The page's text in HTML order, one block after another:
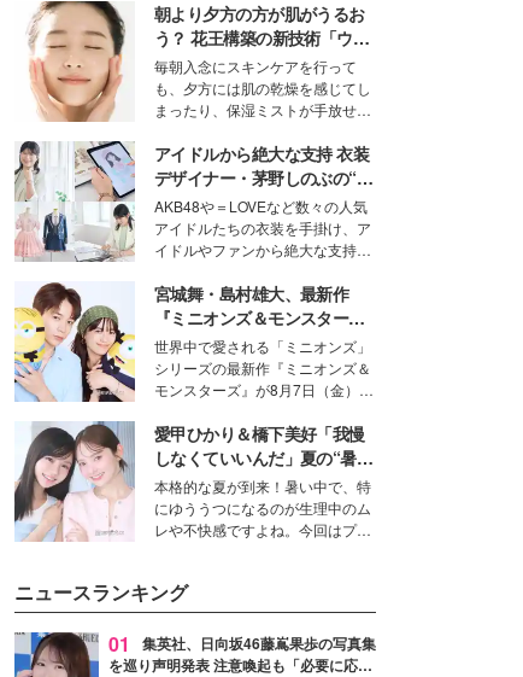
ションの完成度を高めるベースと
して、“髪そのものの美しさ”に改
めて注目する人が増えている様
子。今回は、そんな憧れの艶やか
な髪を日常で叶える、美容好きの
女性たちのヘアケア事情を紹介し
ます。
朝より夕方の方が肌がうるお
う？ 花王構築の新技術「ウォ
ーターキャプチャリングスキ
ン（捕水肌）」がスキンケア
の常識を変える予感
毎朝入念にスキンケアを行って
も、夕方には肌の乾燥を感じてし
まったり、保湿ミストが手放せな
な美容の常識を大きく変える可能
性を秘めた、革新的な「Water
Capturing Skin（ウォーターキャ
プチャリングスキン：捕水肌）」
技術を、花王が構築した。
アイドルから絶大な支持 衣装
デザイナー・茅野しのぶの“可
愛い”を作る美学＜「シチズン
クロスシー」インタビュー＞
AKB48や＝LOVEなど数々の人気
アイドルたちの衣装を手掛け、ア
イドルやファンから絶大な支持を
取締役兼クリエイティブディレク
ター・茅野しのぶ。一人ひとりの
個性に寄り添い、魅力を引き出す
衣装作りは、多くの女性たちに勇
気と自信を与え続けている。
宮城舞・島村雄大、最新作
『ミニオンズ＆モンスター
ズ』の魅力熱弁 ハチャメチャ
だけじゃない“友情と絆”に感
動
世界中で愛される「ミニオンズ」
シリーズの最新作『ミニオンズ＆
モンスターズ』が8月7日（金）に
ニオン好き”という共通点を持つモ
デルの宮城舞と島村雄大の特別対
談をお届け！それぞれの視点か
ら、今作ならではの魅力や予想外
の感動をもたらす奥深いストーリ
ーについて熱く語り合ってもらっ
愛甲ひかり＆橋下美好「我慢
しなくていいんだ」夏の“暑さ
対策”の新しい選択肢とは？
本格的な夏が到来！暑い中で、特
にゆううつになるのが生理中のム
レや不快感ですよね。今回はプラ
好さんを迎えて本音で女子会トー
ク。猛暑のお出かけを快適に過ご
すヒントや、2人が感動した夏の
生理の新常識にも迫りました。
ニュースランキング
01
集英社、日向坂46藤嶌果歩の写真集
を巡り声明発表 注意喚起も「必要に応じ